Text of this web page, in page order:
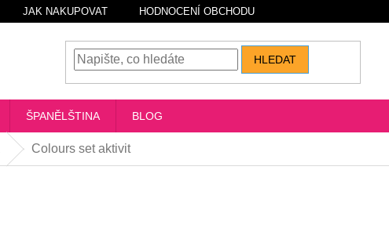
JAK NAKUPOVAT HODNOCENÍ OBCHODU
HLEDAT
ŠPANĚLŠTINA BLOG
Colours set aktivit